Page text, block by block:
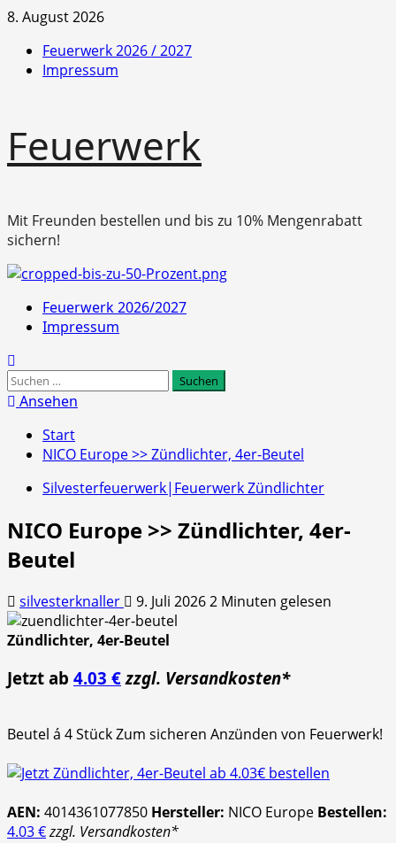
Zum
springen
8. August 2026
Feuerwerk 2026 / 2027
Impressum
Feuerwerk
Mit Freunden bestellen und bis zu 10% Mengenrabatt
sichern!
Primäres
Menü
Feuerwerk 2026/2027
Impressum
Suchen
nach:
Ansehen
Start
NICO Europe >> Zündlichter, 4er-Beutel
Silvesterfeuerwerk|Feuerwerk Zündlichter
NICO Europe >> Zündlichter, 4er-
Beutel
silvesterknaller 9. Juli 20262 Minuten gelesen
Zündlichter, 4er-Beutel
Jetzt ab 4.03 € zzgl. Versandkosten*
Beutel á 4 Stück Zum sicheren Anzünden von Feuerwerk!
AEN: 4014361077850 Hersteller: NICO Europe Bestellen:
4.03 €zzgl. Versandkosten*